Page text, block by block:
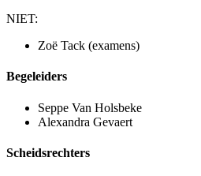
NIET:
Zoë Tack (examens)
Begeleiders
Seppe Van Holsbeke
Alexandra Gevaert
Scheidsrechters